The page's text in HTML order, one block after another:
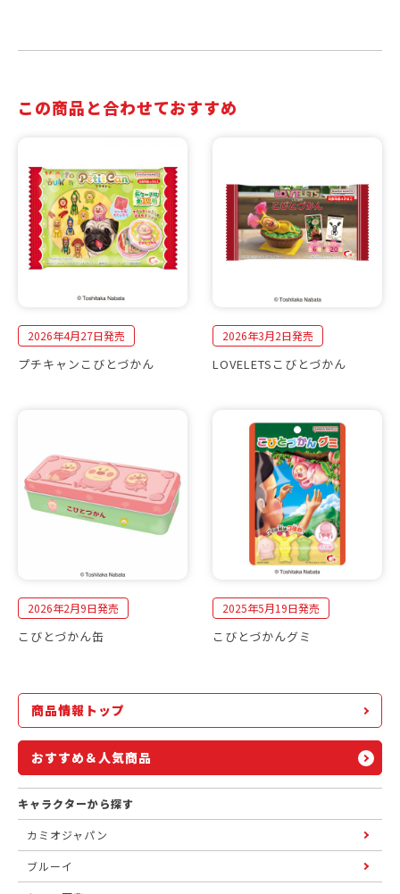
この商品と合わせておすすめ
2026年4月27日発売
プチキャンこびとづかん
2026年3月2日発売
LOVELETSこびとづかん
2026年2月9日発売
こびとづかん缶
2025年5月19日発売
こびとづかんグミ
商品情報トップ
おすすめ＆人気商品
キャラクターから探す
カミオジャパン
ブルーイ